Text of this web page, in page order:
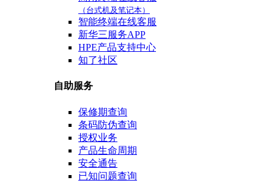
（台式机及笔记本）
智能终端在线客服
新华三服务APP
HPE产品支持中心
知了社区
自助服务
保修期查询
条码防伪查询
授权业务
产品生命周期
安全通告
已知问题查询